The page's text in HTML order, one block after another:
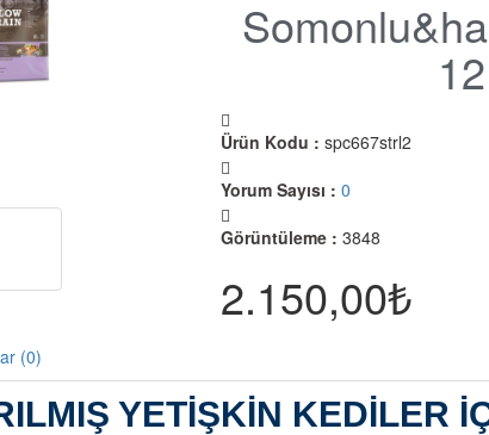
Ürün Kodu : spc667strl2
Yorum Sayısı : 0
Görüntüleme : 3848
2.150,00₺
(0)
YETİŞKİN KEDİLER